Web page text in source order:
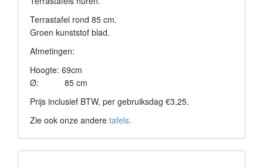
Terrastafel rond 85 cm.
Groen kunststof blad.
Afmetingen:
Hoogte: 69cm
Ø: 85 cm
Prijs inclusief BTW, per gebruiksdag €3,25.
Zie ook onze andere tafels.